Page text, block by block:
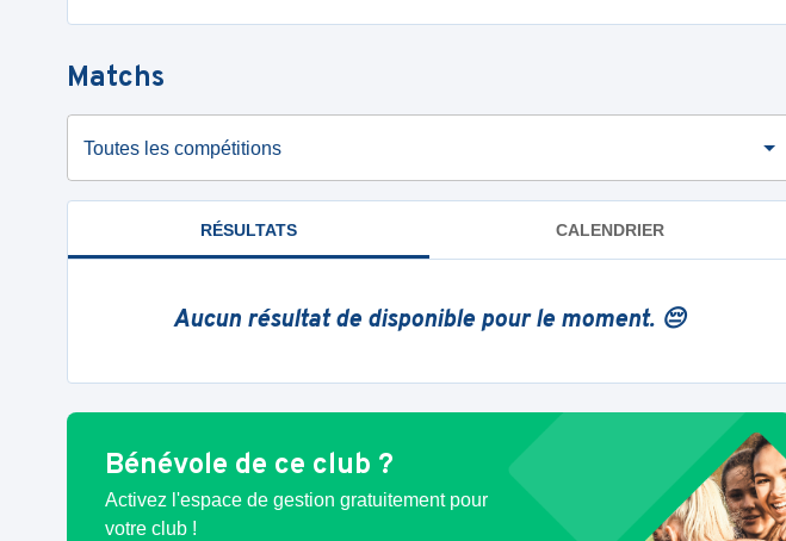
Matchs
Toutes les compétitions
RÉSULTATS CALENDRIER
Aucun résultat de disponible pour le moment. 😔
Bénévole de ce club ?
Activez l'espace de gestion gratuitement pour
votre club !